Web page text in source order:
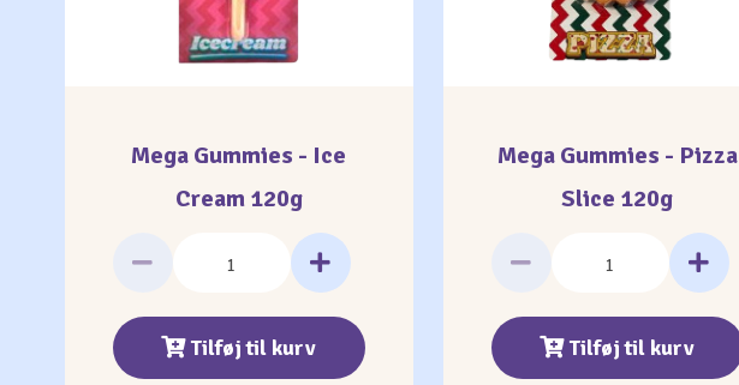
Mega Gummies - Ice
Cream 120g
Tilføj til kurv
Mega Gummies - Pizza
Slice 120g
Tilføj til kurv